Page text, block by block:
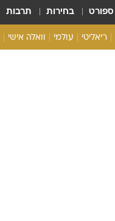
ספורט בחירות תרבות
ריאליטי עולמי וואלה אישי